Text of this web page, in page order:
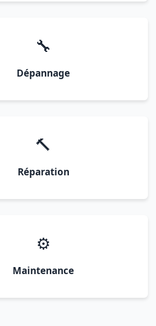
🔧
Dépannage
🔨
Réparation
⚙️
Maintenance